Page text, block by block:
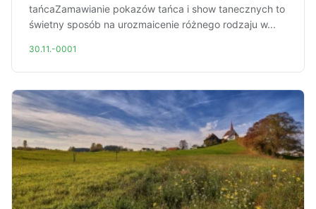
tańcaZamawianie pokazów tańca i show tanecznych to
świetny sposób na urozmaicenie różnego rodzaju w...
30.11.-0001